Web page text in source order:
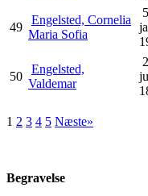
49
Engelsted, Cornelia
Maria Sofia
5
50
Engelsted,
Valdemar
1 2 3 4 5 Næste»
Begravelse